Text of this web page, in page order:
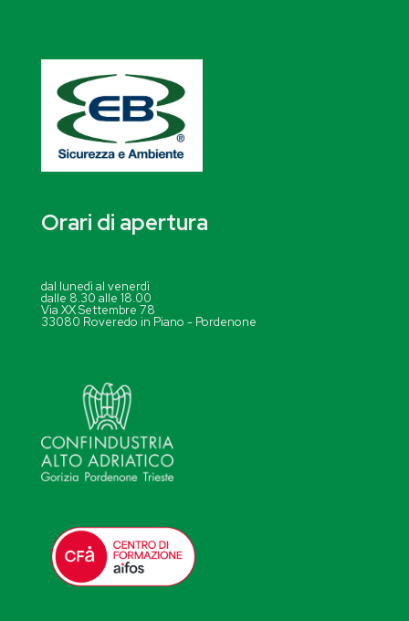
Orari di apertura
dal lunedì al venerdì
dalle 8.30 alle 18.00
Via XX Settembre 78
33080 Roveredo in Piano - Pordenone